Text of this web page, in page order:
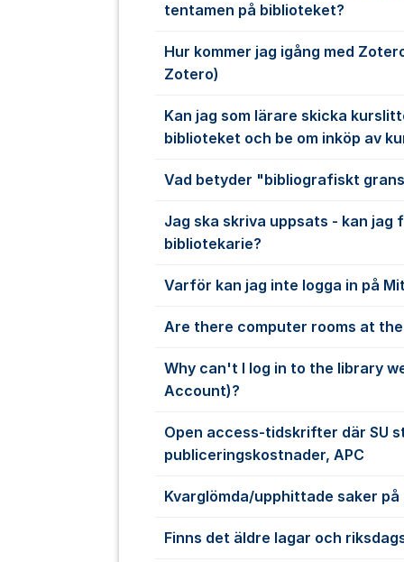
tentamen på biblioteket?
Hur kommer jag igång med
Zotero)
Kan jag som lärare skicka
biblioteket och be om inköp av
Vad betyder "bibliografiskt
Jag ska skriva uppsats - kan jag
bibliotekarie?
Varför kan jag inte logga in på
Are there computer rooms at
Why can't I log in to the library
Account)?
Open access-tidskrifter där SU
publiceringskostnader, APC
Kvarglömda/upphittade saker
Finns det äldre lagar och